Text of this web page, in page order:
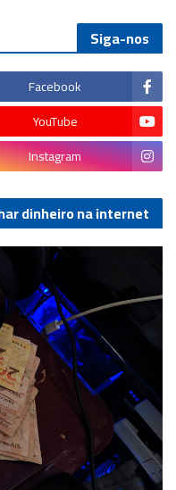
Siga-nos
Facebook
YouTube
Instagram
dinheiro na internet